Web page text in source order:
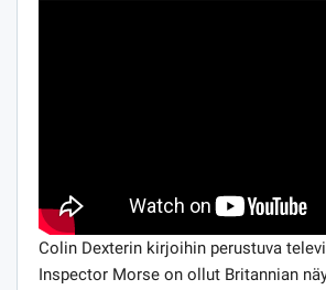
Colin Dexterin kirjoihin perustuva
Inspector Morse on ollut Britannian